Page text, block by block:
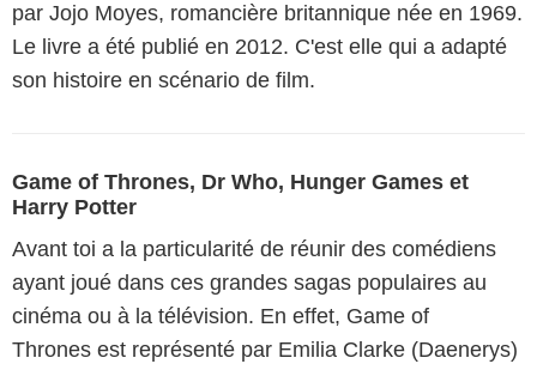
par Jojo Moyes, romancière britannique née en 1969.
Le livre a été publié en 2012. C'est elle qui a adapté
son histoire en scénario de film.
Game of Thrones, Dr Who, Hunger Games et
Harry Potter
Avant toi a la particularité de réunir des comédiens
ayant joué dans ces grandes sagas populaires au
cinéma ou à la télévision. En effet, Game of
Thrones est représenté par Emilia Clarke (Daenerys)